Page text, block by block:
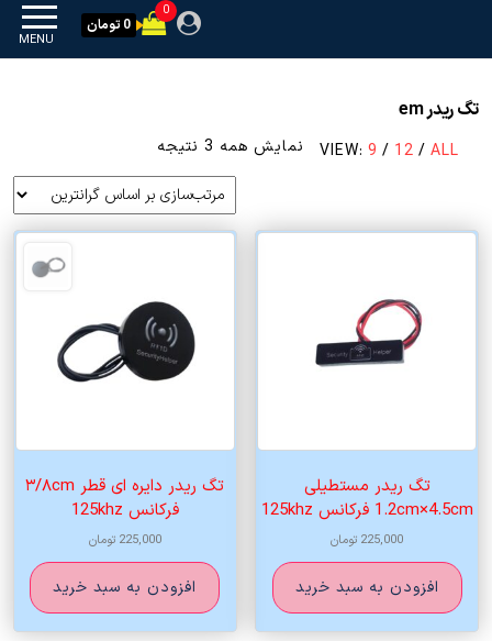
MENU
0
0 تومان
تگ ریدر em
VIEW: 9 / 12 / ALL نمایش همه 3 نتیجه
بر
اساس
قیمت:
کم
تگ ریدر مستطیلی
1.2cm×4.5cm فرکانس 125khz
225,000 تومان
افزودن به سبد خرید
تگ ریدر دایره ای قطر ۳/۸cm
فرکانس 125khz
225,000 تومان
افزودن به سبد خرید